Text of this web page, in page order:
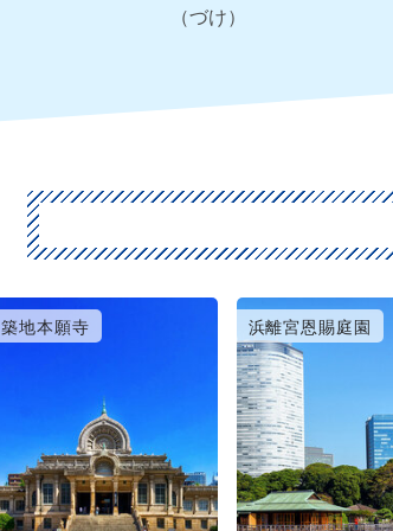
（づけ）
築地本願寺 浜離宮恩賜庭園